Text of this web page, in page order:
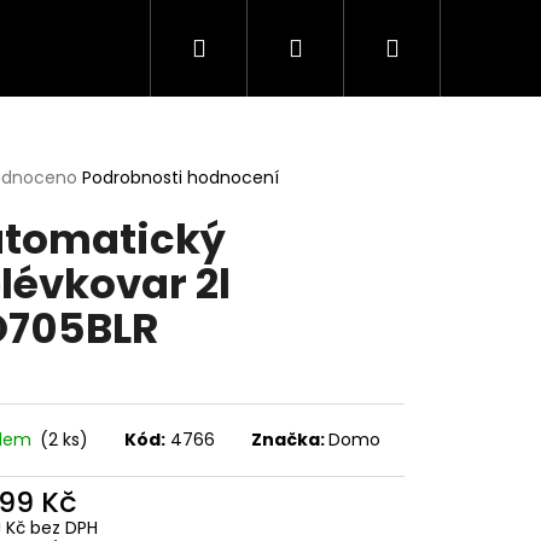
Hledat PřihlášeníNákupní
Podrobnosti hodnocení
2l
(2 ks) Kód: 4766 Značka:Domo
Kč
Kč bez DPH